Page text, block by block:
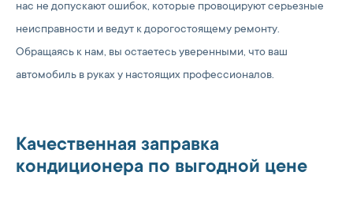
нас не допускают ошибок, которые провоцируют серьезные
неисправности и ведут к дорогостоящему ремонту.
Обращаясь к нам, вы остаетесь уверенными, что ваш
автомобиль в руках у настоящих профессионалов.
Качественная заправка
кондиционера по выгодной цене